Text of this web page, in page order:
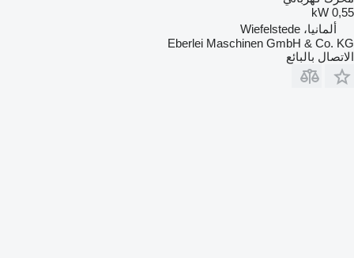
0,55 kW
ألمانيا، Wiefelstede
Eberlei Maschinen GmbH & Co. KG
الاتصال بالبائع